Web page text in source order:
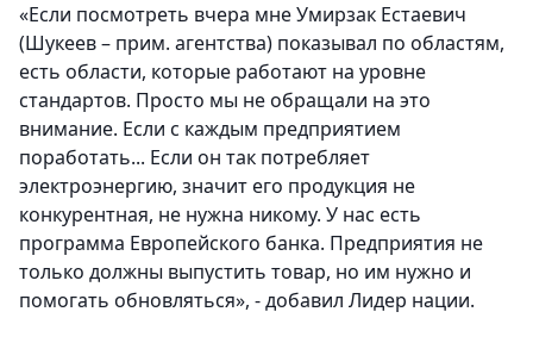
«Если посмотреть вчера мне Умирзак Естаевич
(Шукеев – прим. агентства) показывал по областям,
есть области, которые работают на уровне
стандартов. Просто мы не обращали на это
внимание. Если с каждым предприятием
поработать... Если он так потребляет
электроэнергию, значит его продукция не
конкурентная, не нужна никому. У нас есть
программа Европейского банка. Предприятия не
только должны выпустить товар, но им нужно и
помогать обновляться», - добавил Лидер нации.